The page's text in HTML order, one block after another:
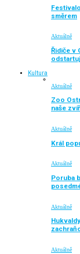
směrem
Aktuálně
Řidiče v
Kultura
Aktuálně
Zoo
naše
Aktuálně
Král
Aktuálně
Poruba
Aktuálně
Aktuálně